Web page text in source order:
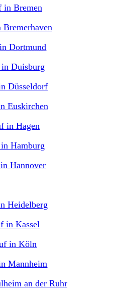
in Bremen
Dortmund
Duisburg
Düsseldorf
Euskirchen
in Hagen
Hamburg
Hannover
Heidelberg
in Kassel
in Köln
Mannheim
an der Ruhr